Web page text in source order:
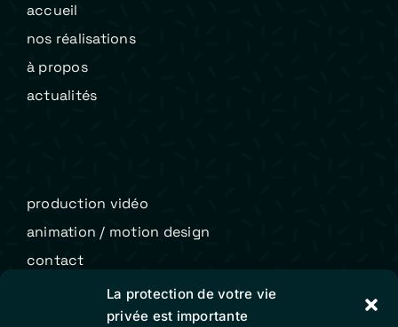
La protection de votre vie
privée est importante
accueil
nos réalisations
à propos
actualités
production vidéo
animation / motion design
contact